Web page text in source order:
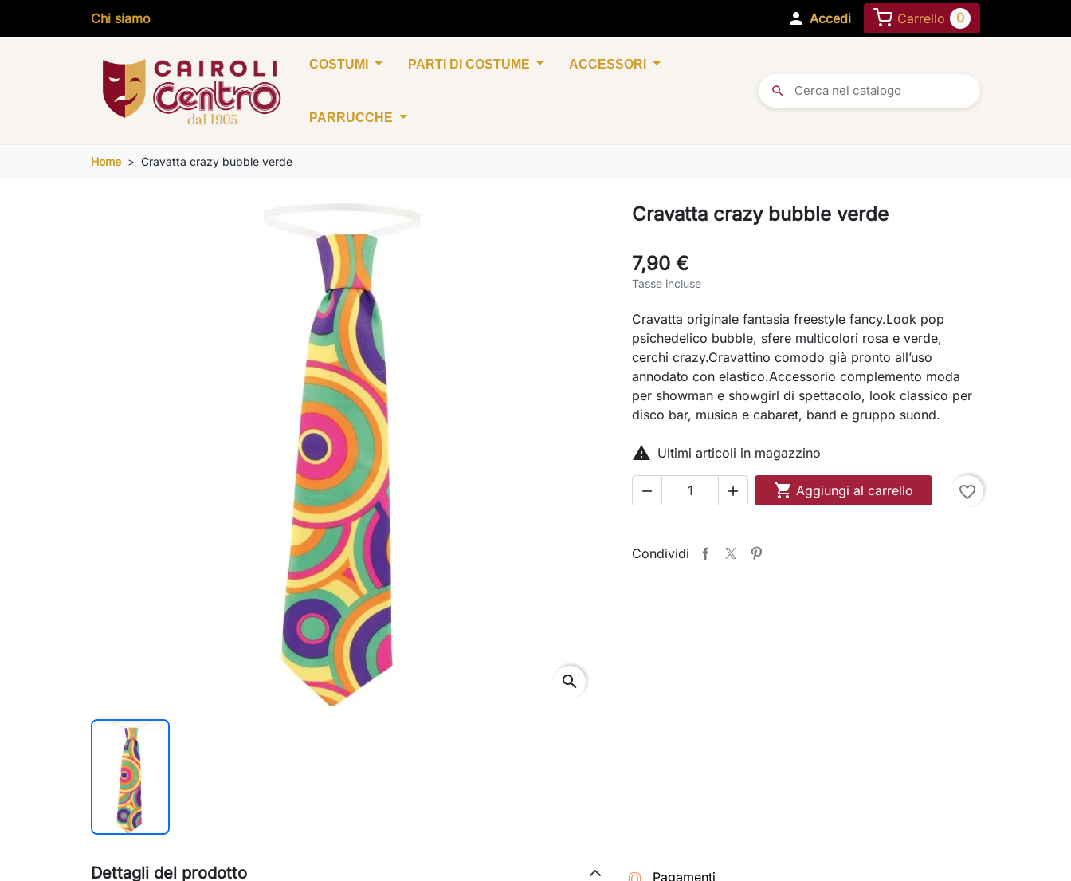
Chi siamo  Accedi Carrello 0
COSTUMI PARTI DI COSTUME ACCESSORI
PARRUCCHE
search
Home Cravatta crazy bubble verde
search
Cravatta crazy bubble verde
7,90 €
Tasse incluse
Cravatta originale fantasia freestyle fancy.Look pop
psichedelico bubble, sfere multicolori rosa e verde,
cerchi crazy.Cravattino comodo già pronto all’uso
annodato con elastico.Accessorio complemento moda
per showman e showgirl di spettacolo, look classico per
disco bar, musica e cabaret, band e gruppo suond.
 Ultimi articoli in magazzino
   Aggiungi al carrello favorite_border
Condividi
Pagamenti
Dettagli del prodotto